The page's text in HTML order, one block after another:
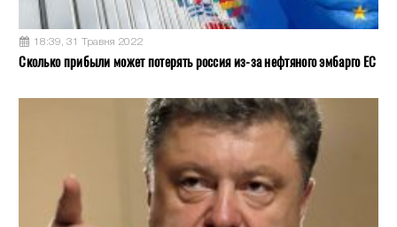
18:39, 31 Травня 2022
Сколько прибыли может потерять россия из-за нефтяного эмбарго ЕС